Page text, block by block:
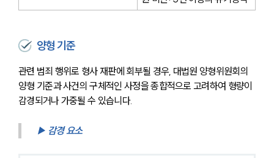
양형 기준
관련 범죄 행위로 형사 재판에 회부될 경우, 대법원 양형위원회의
양형 기준과 사건의 구체적인 사정을 종합적으로 고려하여 형량이
감경되거나 가중될 수 있습니다.
▶ 감경 요소